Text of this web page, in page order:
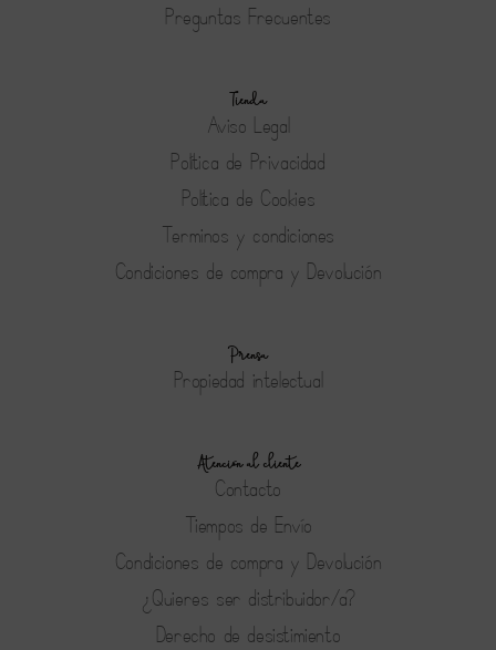
Preguntas Frecuentes
Tienda
Aviso Legal
Política de Privacidad
Política de Cookies
Terminos y condiciones
Condiciones de compra y Devolución
Prensa
Propiedad intelectual
Atención al cliente
Contacto
Tiempos de Envío
Condiciones de compra y Devolución
¿Quieres ser distribuidor/a?
Derecho de desistimiento